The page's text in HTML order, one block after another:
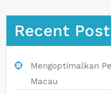
Recent
Mengoptimalkan
Macau